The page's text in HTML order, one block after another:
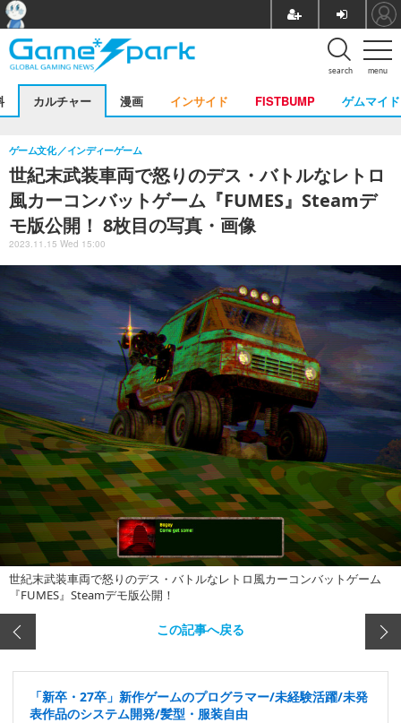
menu
search
カルチャー 漫画 インサイド FISTBUMP ゲムマイド
世紀末武装車両で怒りのデス・バトルなレトロ
風カーコンバットゲーム『FUMES』Steamデ
モ版公開！ 8枚目の写真・画像
ゲーム文化 インディーゲーム
2023.11.15 Wed 15:00
世紀末武装車両で怒りのデス・バトルなレトロ風カーコンバットゲーム
『FUMES』Steamデモ版公開！
この記事へ戻る
「新卒・27卒」新作ゲームのプログラマー/未経験活躍/未発
表作品のシステム開発/髪型・服装自由